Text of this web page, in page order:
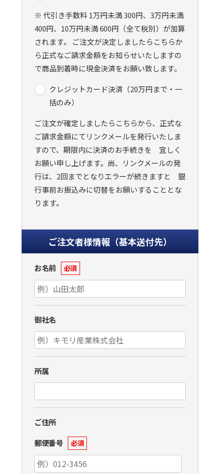
※ 代引き手数料 1万円未満 300円、3万円未満
400円、10万円未満 600円（全て税別）が加算
されます。 ご注文が決定しましたらこちらか
ら正式なご請求金額をお知らせいたしますの
で商品到着時に現金決済をお願い致します。
クレジットカード決済（20万円まで・一
括のみ）
ご注文が確定しましたらこちらから、正式な
ご請求金額にてリンクメールを発行いたしま
すので、期限内に決済のお手続きを 宜しく
お願い申し上げます。尚、リンクメールの発
行は、2回までとなりエラーが続きますと 銀
行事前お振込みに切替をお願いすることとな
ります。
ご注文者様情報（基本送付先）
お名前 必須
御社名
所属
ご住所
郵便番号
必須